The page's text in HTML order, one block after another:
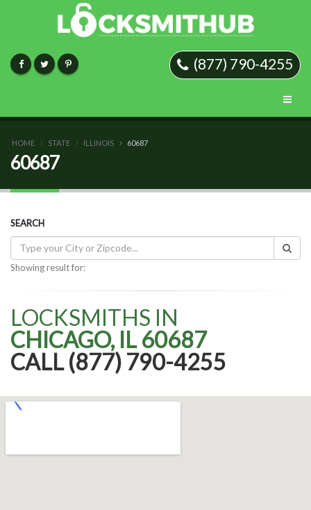
(877) 790-4255
HOME STATE ILLINOIS 60687
60687
SEARCH
Showing result for:
LOCKSMITHS IN
CHICAGO, IL 60687
CALL (877) 790-4255